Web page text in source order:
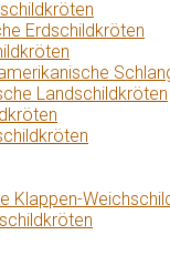
Erdschildkröten
Landschildkröten
Klappen-